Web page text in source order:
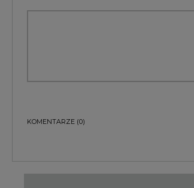
KOMENTARZE (0)